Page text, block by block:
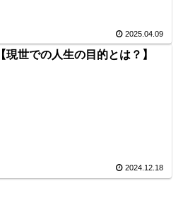
2025.04.09
【現世での人生の目的とは？】
2024.12.18